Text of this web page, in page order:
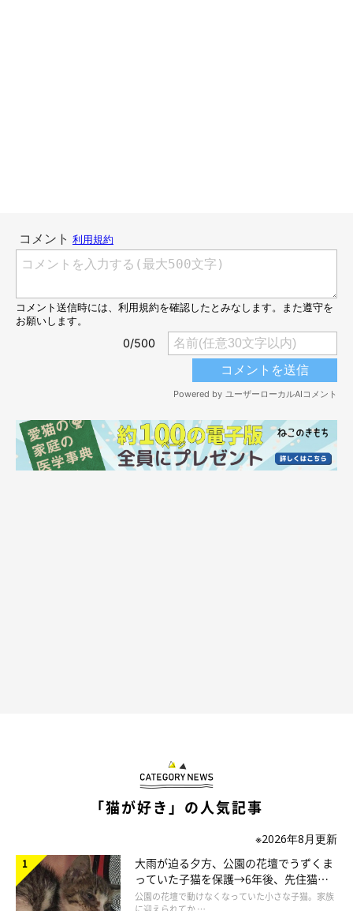
こちらはいたずらっ子風！
「猫が好き」の人気記事
※2026年8月更新
大雨が迫る夕方、公園の花壇でうずくま
っていた子猫を保護→6年後、先住猫
と“姉妹”のような関係に
公園の花壇で動けなくなっていた小さな子猫。家族